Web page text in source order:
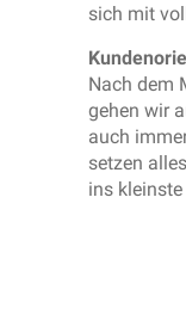
sich mit
Nach dem
gehen wir
auch
setzen
ins